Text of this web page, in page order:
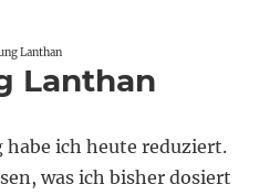
Lanthan
Lanthan
ich heute reduziert.
was ich bisher dosiert